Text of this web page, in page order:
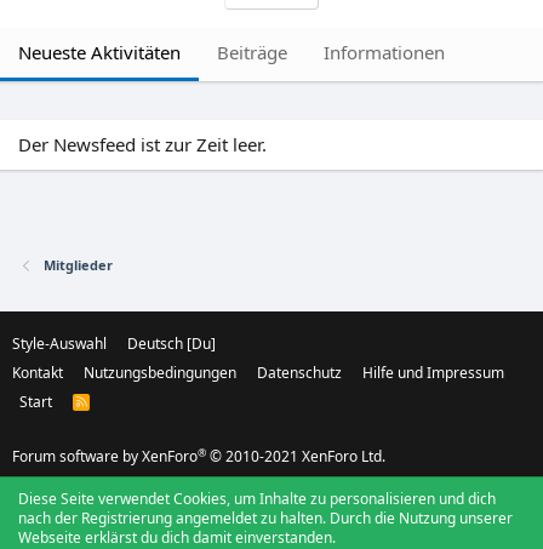
Neueste Aktivitäten Beiträge Informationen
Der Newsfeed ist zur Zeit leer.
Mitglieder
Style-Auswahl
Deutsch [Du]
Kontakt
Nutzungsbedingungen Datenschutz
Hilfe und Impressum
Start
R
S
Forum software by XenForo® © 2010-2021 XenForo Ltd.
Diese Seite verwendet Cookies, um Inhalte zu personalisieren und dich
nach der Registrierung angemeldet zu halten. Durch die Nutzung unserer
Webseite erklärst du dich damit einverstanden.